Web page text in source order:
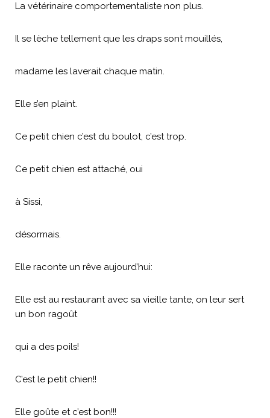
La vétérinaire comportementaliste non plus.
Il se lèche tellement que les draps sont mouillés,
madame les laverait chaque matin.
Elle s’en plaint.
Ce petit chien c’est du boulot, c’est trop.
Ce petit chien est attaché, oui
à Sissi,
désormais.
Elle raconte un rêve aujourd’hui:
Elle est au restaurant avec sa vieille tante, on leur sert
un bon ragoût
qui a des poils!
C’est le petit chien!!
Elle goûte et c’est bon!!!